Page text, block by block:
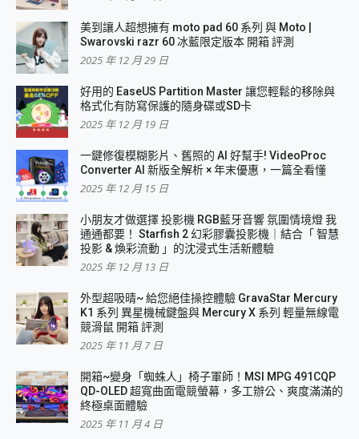
美到讓人超想擁有 moto pad 60 系列 與 Moto |
Swarovski razr 60 冰藍限定版本 開箱 評測
2025 年 12 月 29 日
好用的 EaseUS Partition Master 讓您輕鬆的移除與
格式化有防寫保護的隨身碟或SD卡
2025 年 12 月 19 日
一鍵修復模糊影片、舊照的 AI 好幫手! VideoProc
Converter AI 新版全解析 × 年末優惠，一篇全看懂
2025 年 12 月 15 日
小朋友才做選擇 投影機 RGB藍牙音響 氛圍情境燈 我
通通都要！ Starfish 2 幻彩膠囊投影機｜結合「 智慧
投影 & 煥彩流動 」的沈浸式生活新體驗
2025 年 12 月 13 日
外型超吸晴~ 給您絕佳操控體驗 GravaStar Mercury
K1 系列 異星機械鍵盤與 Mercury X 系列 輕量無線電
競滑鼠 開箱 評測
2025 年 11 月 7 日
開箱~變身「蜘蛛人」椅子軍師！MSI MPG 491CQP
QD-OLED 超寬曲面電競螢幕，多工辦公、爽度滿滿的
終極桌面體驗
2025 年 11 月 4 日